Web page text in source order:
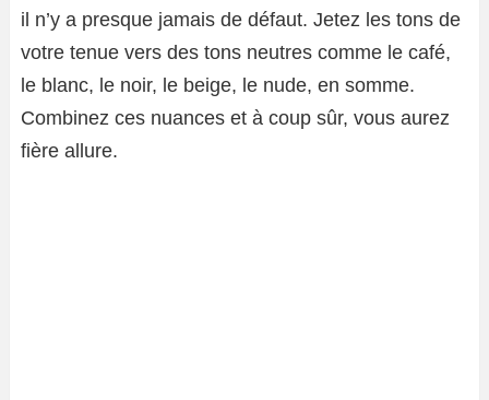
il n’y a presque jamais de défaut. Jetez les tons de
votre tenue vers des tons neutres comme le café,
le blanc, le noir, le beige, le nude, en somme.
Combinez ces nuances et à coup sûr, vous aurez
fière allure.